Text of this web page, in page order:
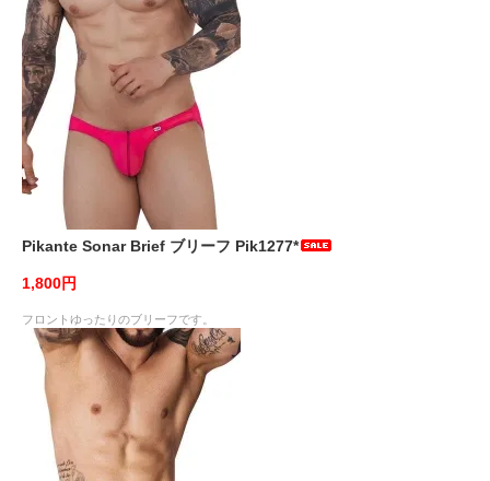
Pikante Sonar Brief ブリーフ Pik1277*
1,800円
フロントゆったりのブリーフです。